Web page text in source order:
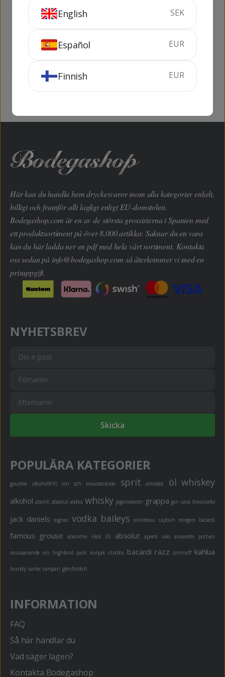
Carlsberg Beer
(flaska, 24 x 33 cl)
7.92 liter 5%
Azzurro (24 x 33 cl)
5.1%
Här kan du handla hem dryckesvaror inom alla kategorier enkelt,
billigt och framför allt lagligt enligt EU-domstolen.
Bodegashop.com är en av de största grossisterna i Spanien med
ett produktsortiment på över 8.000 artiklar. Saknar du en vara
kan du här ladda ner en pdf med hela vårt sortiment. Kontakta
oss sedan på info@bodegashop.com så återkommer vi med en
prisuppgift.
NYHETSBREV
Skicka
POPULÄRA KATEGORIER
gourme alkoholfritt vin och mousserande sprit alkoläsk öl whiskey
alkohol absint absolut vodka whisky jägermeister grappa gin cava limoncello
jack daniels cognac vodka baileys cointreau captain morgan bacardi
famous grouse absinthe likör 43 absolut aperol raki amaretto portvin
mousserande vin highland park konjak chablis bacardi razz smirnoff kahlua
brandy xante campari glenfiddich
INFORMATION
FAQ
Så här handlar du
Vad säger lagen?
Kontakta Bodegashop
English SEK
Español EUR
Finnish EUR